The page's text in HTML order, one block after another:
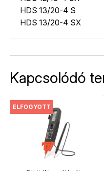
HDS 13/20-4 S
HDS 13/20-4 SX
Kapcsolódó
ELFOGYOTT